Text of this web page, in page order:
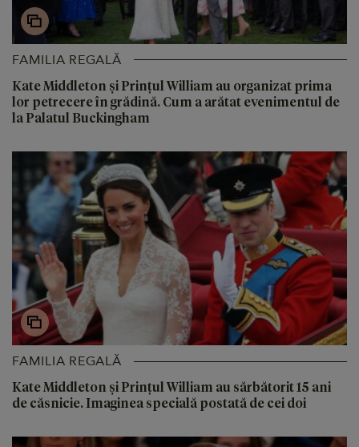
FAMILIA REGALĂ
Kate Middleton și Prințul William au organizat prima
lor petrecere în grădină. Cum a arătat evenimentul de
la Palatul Buckingham
FAMILIA REGALĂ
Kate Middleton și Prințul William au sărbătorit 15 ani
de căsnicie. Imaginea specială postată de cei doi